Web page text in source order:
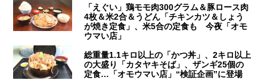
「えぐい」鶏モモ肉300グラム＆豚ロース肉
4枚＆米2合＆うどん「チキンカツ＆しょう
が焼き定食」、米5合の定食も 今夜「オモ
ウマい店」
総重量1.1キロ以上の「かつ丼」、2キロ以上
の大盛り「カタヤキそば」、ザンギ25個の
定食…「オモウマい店」“検証企画”に登場